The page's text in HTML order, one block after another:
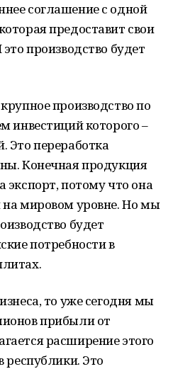
соглашение с одной
предоставит свои
производство будет
производство по
инвестиций которого –
Это переработка
Конечная продукция
экспорт, потому что она
на мировом уровне. Но мы
будет
потребности в
то уже сегодня мы
прибыли от
расширение этого
республики. Это